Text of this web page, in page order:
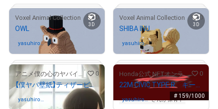
# 98/100
3D
Voxel Animal Collection 0
OWL
yasuhiro_f
ukunaga
さんが保有中
# 212/300
3D
Voxel Animal Collection 0
SHIBA INU
yasuhiro_f
ukunaga
さんが保有中
アニメ僕の心のヤバイやつ 0
【僕ヤバ壁紙】ティザービジュアル02
yasuhiro_f
ukunaga
さんが保有中
# 159/1000
Honda公式 NFTオンラインショップ 0
22M CIVIC TYPE R キースケッチ
yasuhiro_f さんが保有中